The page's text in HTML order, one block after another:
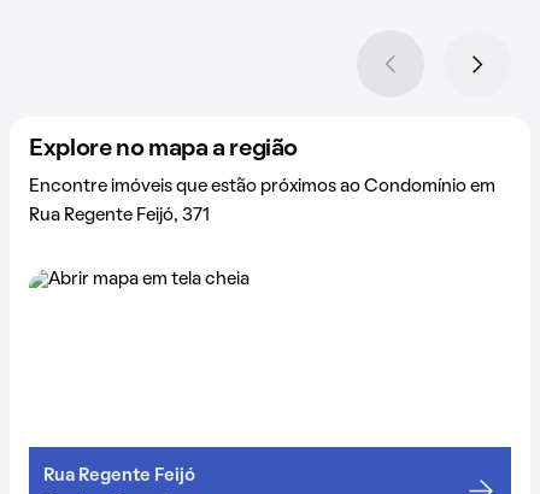
Explore no mapa a região
Encontre imóveis que estão próximos ao Condomínio em
Rua Regente Feijó, 371
Rua Regente Feijó